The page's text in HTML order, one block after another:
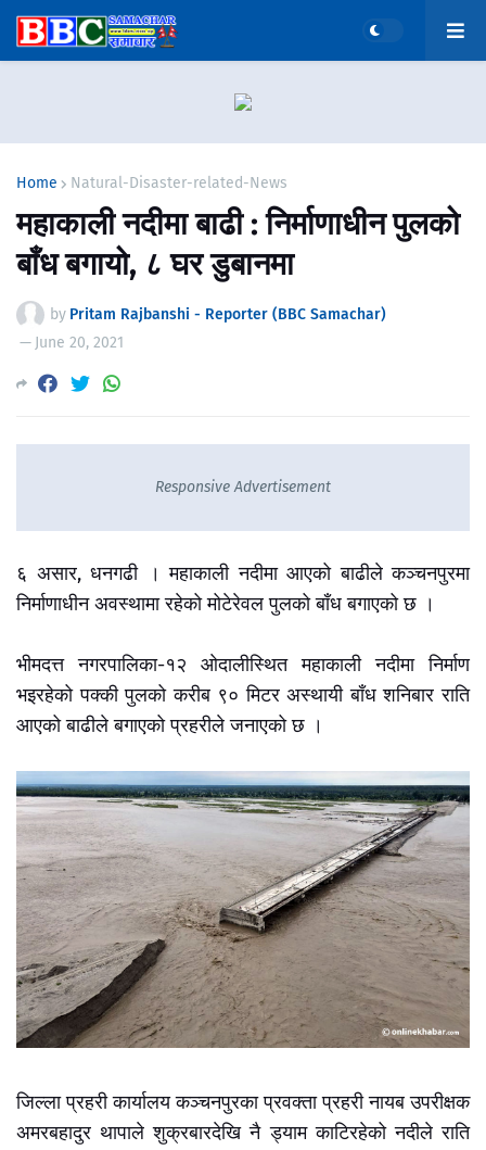
Home Natural-Disaster-related-News
महाकाली नदीमा बाढी : निर्माणाधीन पुलको
बाँध बगायो, ८ घर डुबानमा
by Pritam Rajbanshi - Reporter (BBC Samachar)
— June 20, 2021
Responsive Advertisement
६ असार, धनगढी । महाकाली नदीमा आएको बाढीले कञ्चनपुरमा
निर्माणाधीन अवस्थामा रहेको मोटेरेवल पुलको बाँध बगाएको छ ।
भीमदत्त नगरपालिका-१२ ओदालीस्थित महाकाली नदीमा निर्माण
भइरहेको पक्की पुलको करीब ९० मिटर अस्थायी बाँध शनिबार राति
आएको बाढीले बगाएको प्रहरीले जनाएको छ ।
जिल्ला प्रहरी कार्यालय कञ्चनपुरका प्रवक्ता प्रहरी नायब उपरीक्षक
अमरबहादुर थापाले शुक्रबारदेखि नै ड्याम काटिरहेको नदीले राति